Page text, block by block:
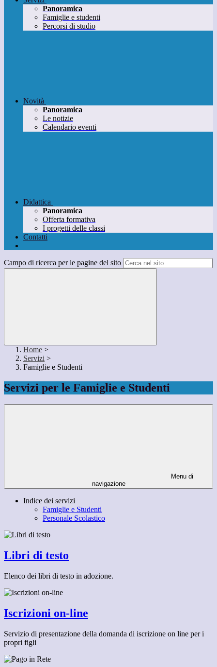
Panoramica
Famiglie e studenti
Percorsi di studio
Novità
Panoramica
Le notizie
Calendario eventi
Didattica
Panoramica
Offerta formativa
I progetti delle classi
Contatti
Campo di ricerca per le pagine del sito
Home >
Servizi >
Famiglie e Studenti
Servizi per le Famiglie e Studenti
Menu di
navigazione
Indice dei servizi
Famiglie e Studenti
Personale Scolastico
Libri di testo
Elenco dei libri di testo in adozione.
Iscrizioni on-line
Servizio di presentazione della domanda di iscrizione on line per i
propri figli